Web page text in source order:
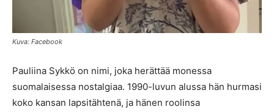
Kuva: Facebook
Pauliina Sykkö on nimi, joka herättää monessa
suomalaisessa nostalgiaa. 1990-luvun alussa hän hurmasi
koko kansan lapsitähtenä, ja hänen roolinsa